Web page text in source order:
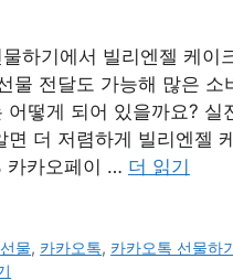
하기에서 빌리엔젤 케이
물 전달도 가능해 많은
어떻게 되어 있을까요?
면 더 저렴하게 빌리엔젤
카카오페이 … 더 읽기
선물, 카카오톡, 카카오톡 선물하